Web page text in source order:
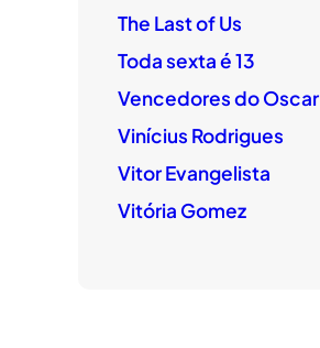
The Last of Us
Toda sexta é 13
Vencedores do Oscar
Vinícius Rodrigues
Vitor Evangelista
Vitória Gomez